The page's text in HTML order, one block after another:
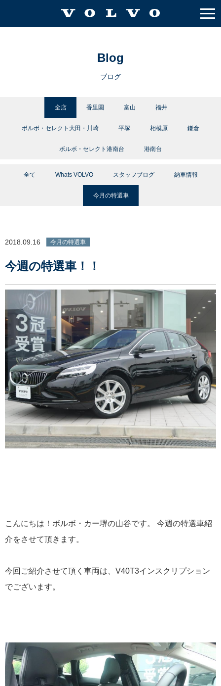
Blog
ブログ
全店 香里園 富山 福井
ボルボ・セレクト大田・川崎 平塚 相模原 鎌倉
ボルボ・セレクト港南台 港南台
全て Whats VOLVO スタッフブログ 納車情報
今月の特選車
2018.09.16 今月の特選車
今週の特選車！！
こんにちは！ボルボ・カー堺の山谷です。 今週の特選車紹
介をさせて頂きます。
今回ご紹介させて頂く車両は、V40T3インスクリプション
でございます。